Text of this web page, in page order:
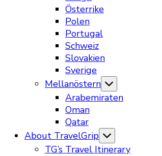
Österrike
Polen
Portugal
Schweiz
Slovakien
Sverige
Mellanöstern
Arabemiraten
Oman
Qatar
About TravelGrip
TG’s Travel Itinerary